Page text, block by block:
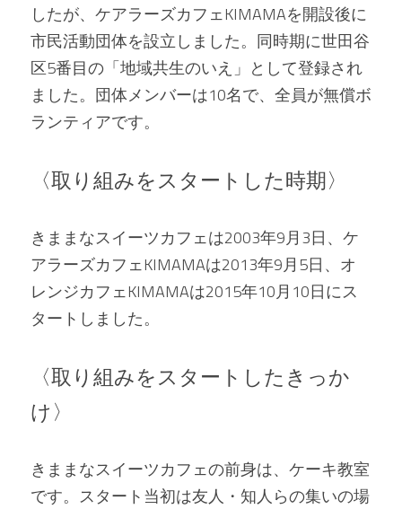
したが、ケアラーズカフェKIMAMAを開設後に
市民活動団体を設立しました。同時期に世田谷
区5番目の「地域共生のいえ」として登録され
ました。団体メンバーは10名で、全員が無償ボ
ランティアです。
〈取り組みをスタートした時期〉
きままなスイーツカフェは2003年9月3日、ケ
アラーズカフェKIMAMAは2013年9月5日、オ
レンジカフェKIMAMAは2015年10月10日にス
タートしました。
〈取り組みをスタートしたきっか
け〉
きままなスイーツカフェの前身は、ケーキ教室
です。スタート当初は友人・知人らの集いの場